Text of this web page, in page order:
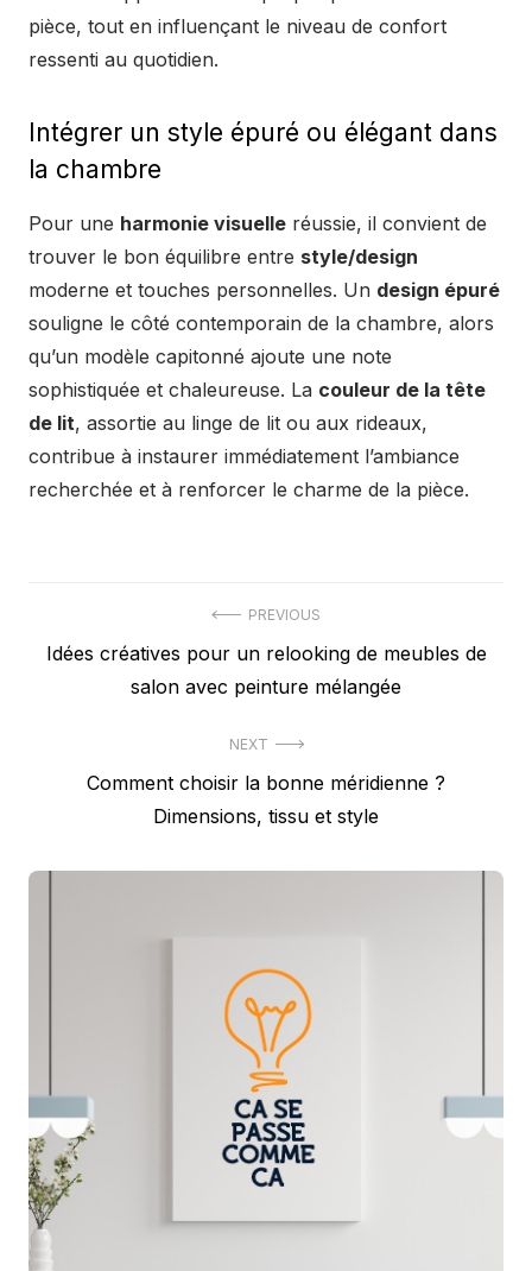
pièce, tout en influençant le niveau de confort
ressenti au quotidien.
Intégrer un style épuré ou élégant dans
la chambre
Pour une harmonie visuelle réussie, il convient de
trouver le bon équilibre entre style/design
moderne et touches personnelles. Un design épuré
souligne le côté contemporain de la chambre, alors
qu’un modèle capitonné ajoute une note
sophistiquée et chaleureuse. La couleur de la tête
de lit, assortie au linge de lit ou aux rideaux,
contribue à instaurer immédiatement l’ambiance
recherchée et à renforcer le charme de la pièce.
de
PREVIOUS
Previous
Idées créatives pour un relooking de meubles de
salon avec peinture mélangée
NEXT
Comment choisir la bonne méridienne ?
Dimensions, tissu et style